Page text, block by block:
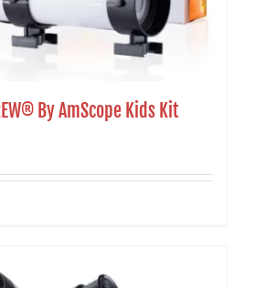
By AmScope Kids Kit